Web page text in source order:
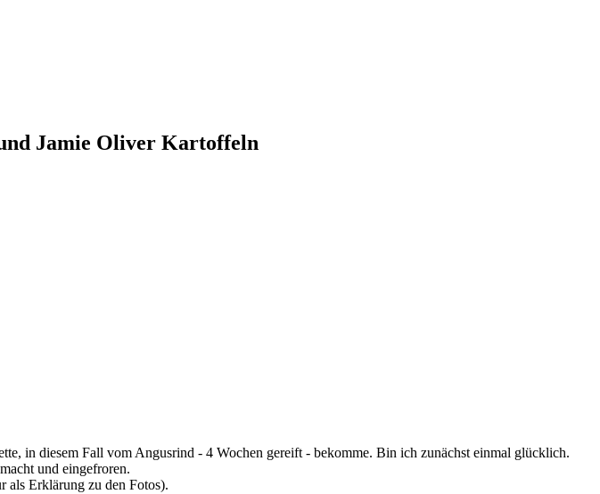
Jamie Oliver Kartoffeln
in diesem Fall vom Angusrind - 4 Wochen gereift - bekomme. Bin ich zunächst einmal glücklich.
und eingefroren.
als Erklärung zu den Fotos).